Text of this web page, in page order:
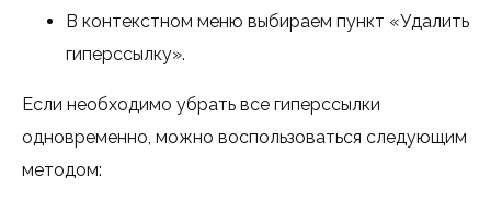
В контекстном меню выбираем пункт «Удалить
гиперссылку».
Если необходимо убрать все гиперссылки
одновременно, можно воспользоваться следующим
методом: